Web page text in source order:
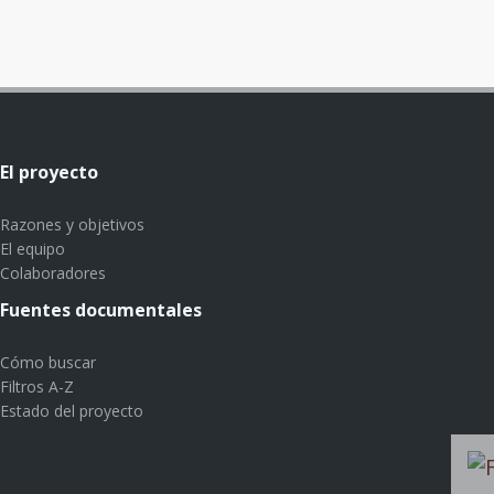
El proyecto
Razones y objetivos
El equipo
Colaboradores
Fuentes documentales
Cómo buscar
Filtros A-Z
Estado del proyecto